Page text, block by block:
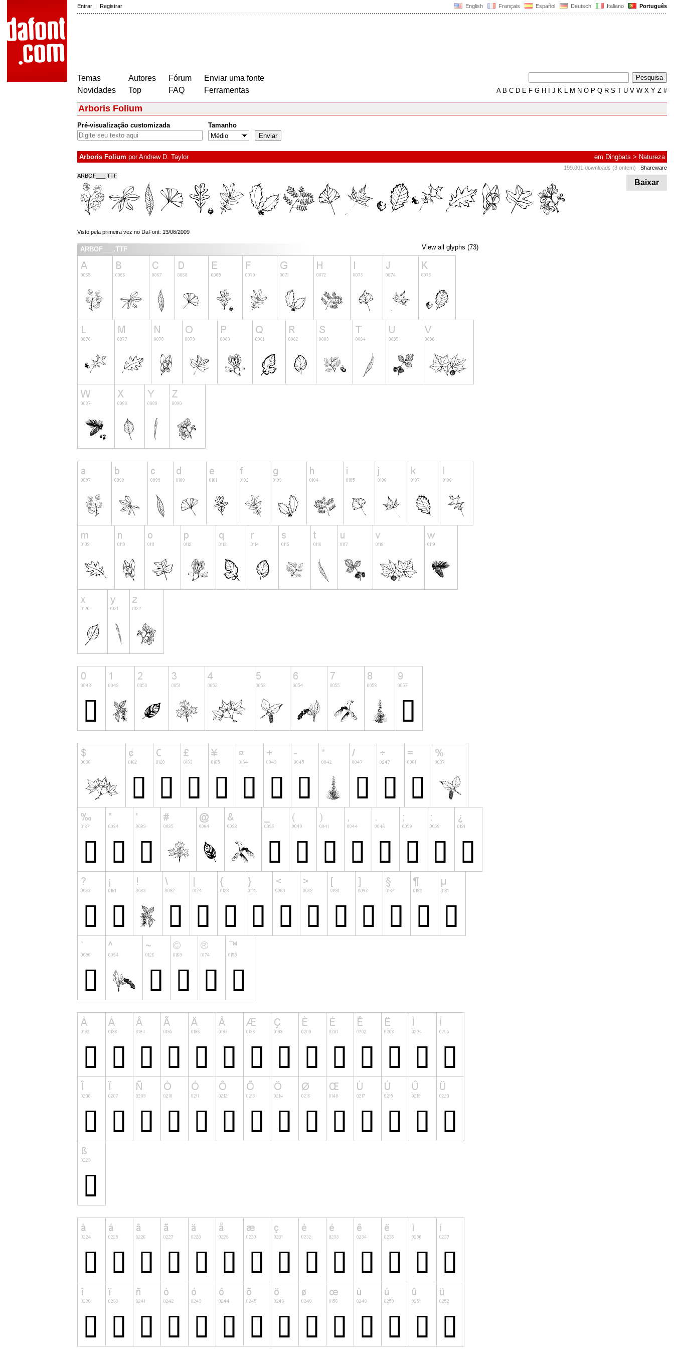
English Français Español Deutsch Italiano Português
Entrar | Registrar
Temas
Novidades
Autores
Top
Fórum
FAQ
Enviar uma fonte
Ferramentas
AB C D E F G H J K L M N O P Q R S T U V W X Y Z #
Arboris Folium
Pré-visualização customizada Tamanho
Arboris Folium porAndrew D. Taylor em Dingbats > Natureza
199.001 downloads (3 ontem) Shareware
Baixar
ARBOF___.TTF
Visto pela primeira vez no DaFont: 13/06/2009
View all glyphs (73)
ARBOF___.TTF